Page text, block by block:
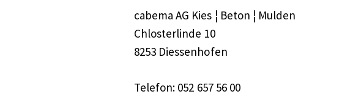
cabema AG Kies ¦ Beton ¦ Mulden
Chlosterlinde 10
8253 Diessenhofen
Telefon: 052 657 56 00